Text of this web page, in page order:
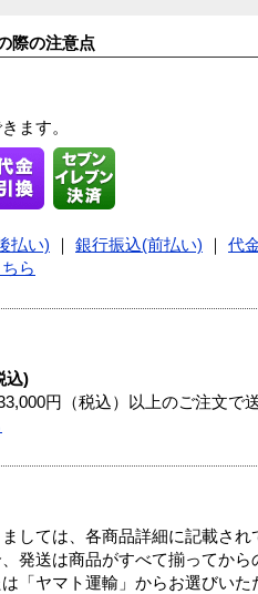
際の注意点
ます。
払い) 銀行振込(前払い) 代
ら
込)
円（税込）以上のご注文で
しては、各商品詳細に記載され
発送は商品がすべて揃ってから
「ヤマト運輸」からお選びいた